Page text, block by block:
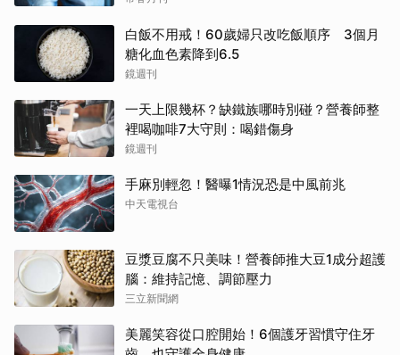
白飯不用戒！60歲婦只改吃飯順序 3個月
糖化血色素降到6.5
鏡週刊
一天上限幾杯？缺鐵族哪時別碰？營養師整
裡喝咖啡7大守則：喝錯傷身
鏡週刊
手麻別輕忽！醫曝1情況恐是中風前兆
中天電視台
豆漿豆腐不只美味！營養師推大豆1成分超護
腦：維持記憶、調節壓力
三立新聞網
美麗笑容從口腔開始！6個護牙習慣守住牙